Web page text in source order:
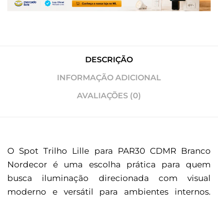
DESCRIÇÃO
INFORMAÇÃO ADICIONAL
AVALIAÇÕES (0)
O Spot Trilho Lille para PAR30 CDMR Branco
Nordecor é uma escolha prática para quem
busca iluminação direcionada com visual
moderno e versátil para ambientes internos.